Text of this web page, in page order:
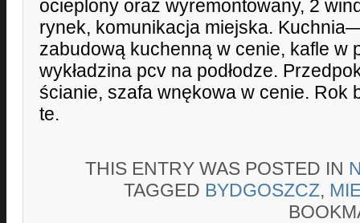
ocieplony oraz wyremontowany, 2
rynek, komunikacja miejska.
zabudową kuchenną w cenie, kafle w
wykładzina pcv na podłodze.
ścianie, szafa wnękowa w cenie.
te.
THIS ENTRY WAS POSTED IN
TAGGED BYDGOSZCZ,